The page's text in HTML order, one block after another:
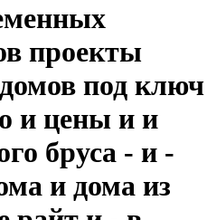
проекты
под ключ
и цены и и
бруса - и -
и дома из